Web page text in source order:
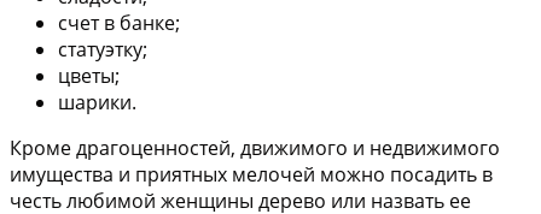
счет в банке;
статуэтку;
цветы;
шарики.
Кроме драгоценностей, движимого и недвижимого
имущества и приятных мелочей можно посадить в
честь любимой женщины дерево или назвать ее